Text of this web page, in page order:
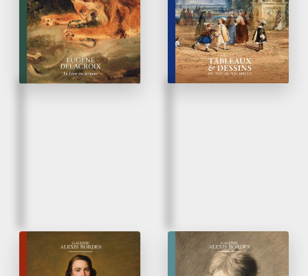
Redécouverte d’une œuvre
inédite
Automne 2025
Le Goût français
Printemps 2025
Tableaux&Dessins